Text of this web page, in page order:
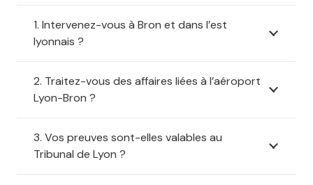
1. Intervenez-vous à Bron et dans l’est
lyonnais ?
2. Traitez-vous des affaires liées à l’aéroport
Lyon-Bron ?
3. Vos preuves sont-elles valables au
Tribunal de Lyon ?